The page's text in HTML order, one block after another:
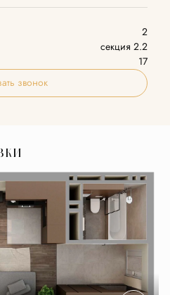
2
секция 2.2
17
звонок